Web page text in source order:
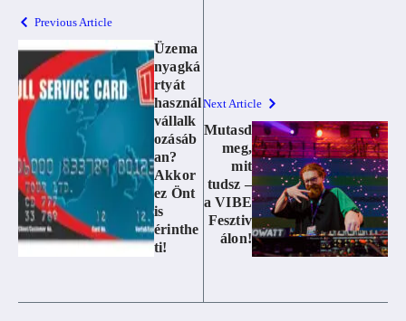
Previous Article
Üzema
nyagká
rtyát
használ
vállalk
ozásáb
an?
Akkor
ez Önt
is
érinthe
ti!
Next Article
Mutasd
meg,
mit
tudsz –
a VIBE
Fesztiv
álon!